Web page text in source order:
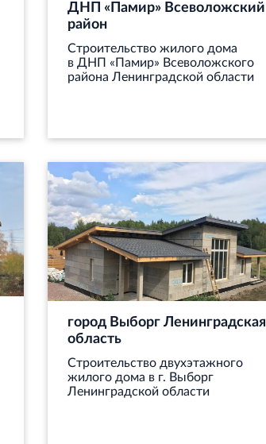
ДНП «Памир» Всеволожский
район
Строительство жилого дома
в ДНП «Памир» Всеволожского
района Ленинградской области
город Выборг Ленинградская
область
Строительство двухэтажного
жилого дома в г. Выборг
Ленинградской области